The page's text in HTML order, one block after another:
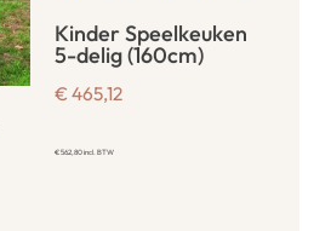
Kinder Speelkeuken
5-delig (160cm)
€ 465,12
€562,80incl. BTW